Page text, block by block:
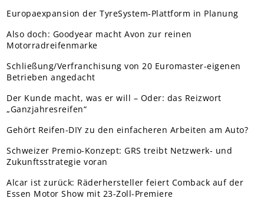
Europaexpansion der TyreSystem-Plattform in Planung
Also doch: Goodyear macht Avon zur reinen
Motorradreifenmarke
Schließung/Verfranchisung von 20 Euromaster-eigenen
Betrieben angedacht
Der Kunde macht, was er will – Oder: das Reizwort
„Ganzjahresreifen“
Gehört Reifen-DIY zu den einfacheren Arbeiten am Auto?
Schweizer Premio-Konzept: GRS treibt Netzwerk- und
Zukunftsstrategie voran
Alcar ist zurück: Räderhersteller feiert Comback auf der
Essen Motor Show mit 23-Zoll-Premiere